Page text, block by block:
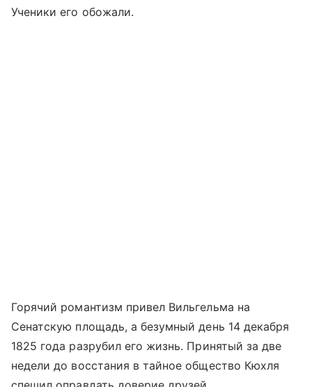
Ученики его обожали.
Горячий романтизм привел Вильгельма на
Сенатскую площадь, а безумный день 14 декабря
1825 года разрубил его жизнь. Принятый за две
недели до восстания в тайное общество Кюхля